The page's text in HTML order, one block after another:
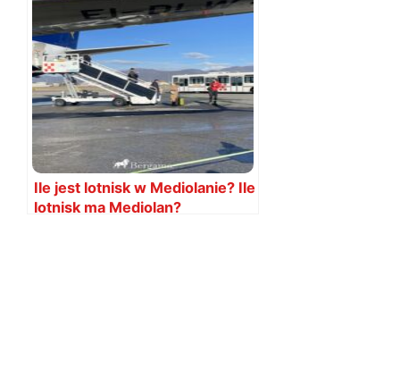
Ile jest lotnisk w Mediolanie? Ile
lotnisk ma Mediolan?